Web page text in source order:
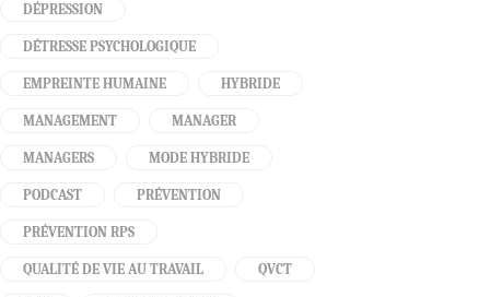
DÉPRESSION
DÉTRESSE PSYCHOLOGIQUE
EMPREINTE HUMAINE HYBRIDE
MANAGEMENT MANAGER
MANAGERS MODE HYBRIDE
PODCAST PRÉVENTION
PRÉVENTION RPS
QUALITÉ DE VIE AU TRAVAIL QVCT